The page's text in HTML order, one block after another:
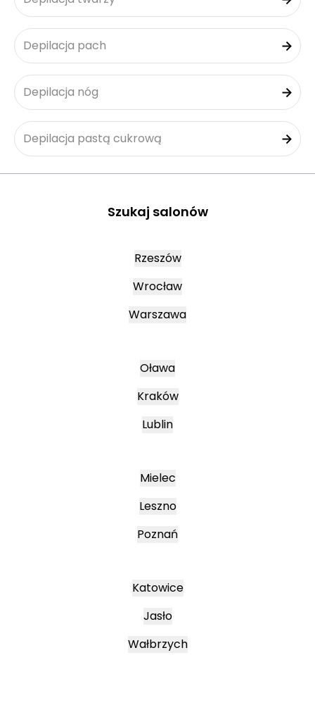
Depilacja pach
Depilacja nóg
Depilacja pastą cukrową
Szukaj salonów
Rzeszów
Wrocław
Warszawa
Oława
Kraków
Lublin
Mielec
Leszno
Poznań
Katowice
Jasło
Wałbrzych